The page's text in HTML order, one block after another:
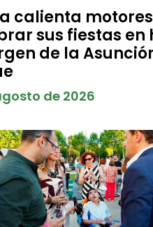
calienta
sus fiestas en
de la
de 2026